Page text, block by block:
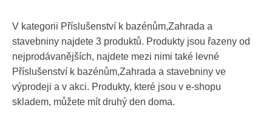
V kategorii Příslušenství k bazénům,Zahrada a
stavebniny najdete 3 produktů. Produkty jsou řazeny od
nejprodávanějších, najdete mezi nimi také levné
Příslušenství k bazénům,Zahrada a stavebniny ve
výprodeji a v akci. Produkty, které jsou v e-shopu
skladem, můžete mít druhý den doma.